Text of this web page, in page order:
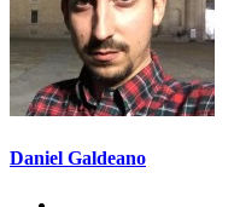
Daniel Galdeano